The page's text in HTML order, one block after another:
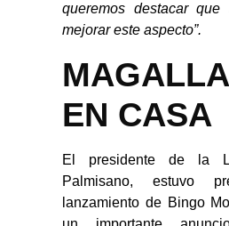
queremos destacar que
mejorar este aspecto”.
EN CASA
El presidente de la
Palmisano, estuvo
lanzamiento de Bingo